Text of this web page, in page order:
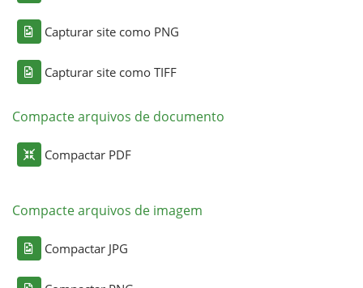
Capturar site como PNG
Capturar site como TIFF
Compacte arquivos de documento
Compactar PDF
Compacte arquivos de imagem
Compactar JPG